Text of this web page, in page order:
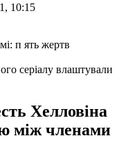
10:15
серіалу влаштували
Хелловіна
між членами